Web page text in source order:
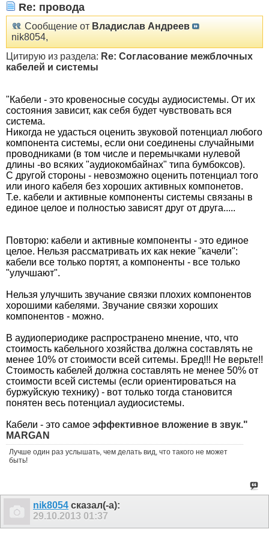
Re: провода
Сообщение от Владислав Андреев
nik8054,
Цитирую из раздела: Re: Согласование межблочных
кабелей и системы
"Кабели - это кровеносные сосуды аудиосистемы. От их
состояния зависит, как себя будет чувствовать вся
система.
Никогда не удасться оценить звуковой потенциал любого
компонента системы, если они соединены случайными
проводниками (в том числе и перемычками нулевой
длины -во всяких "аудиокомбайнах" типа бумбоксов).
С другой стороны - невозможно оценить потенциал того
или иного кабеля без хороших активных компонетов.
Т.е. кабели и активные компоненты системы связаны в
единое целое и полностью зависят друг от друга.....
Повторю: кабели и активные компоненты - это единое
целое. Нельзя рассматривать их как некие "качели":
кабели все только портят, а компоненты - все только
"улучшают".
Нельзя улучшить звучание связки плохих компонентов
хорошими кабелями. Звучание связки хороших
компонентов - можно.
В аудиопериодике распространено мнение, что, что
стоимость кабельного хозяйства должна составлять не
менее 10% от стоимости всей ситемы. Бред!!! Не верьте!!
Стоимость кабелей должна составлять не менее 50% от
стоимости всей системы (если ориентироваться на
буржуйскую технику) - вот только тогда становится
понятен весь потенциал аудиосистемы.
Кабели - это самое эффективное вложение в звук."
MARGAN
Лучше один раз услышать, чем делать вид, что такого не может
быть!
nik8054 сказал(-а):
29.10.2013 01:37